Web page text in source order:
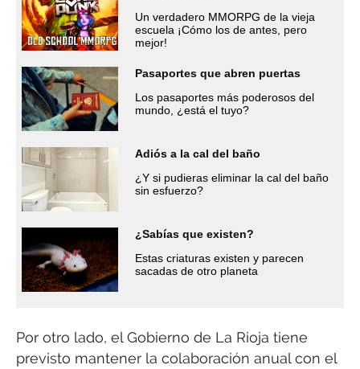
Un verdadero MMORPG de la vieja
escuela ¡Cómo los de antes, pero
mejor!
Pasaportes que abren puertas
Los pasaportes más poderosos del
mundo, ¿está el tuyo?
Adiós a la cal del baño
¿Y si pudieras eliminar la cal del baño
sin esfuerzo?
¿Sabías que existen?
Estas criaturas existen y parecen
sacadas de otro planeta
Por otro lado, el Gobierno de La Rioja tiene
previsto mantener la colaboración anual con el